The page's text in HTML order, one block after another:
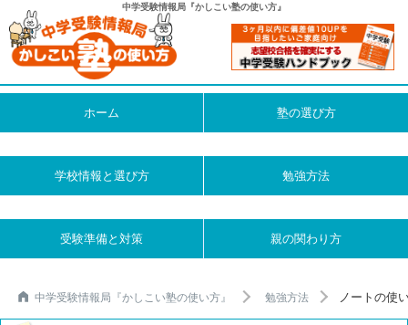
中学受験情報局『かしこい塾の使い方』
ホーム 塾の選び方
学校情報と選び方 勉強方法
受験準備と対策 親の関わり方
中学受験情報局『かしこい塾の使い方』 勉強方法 ノートの使